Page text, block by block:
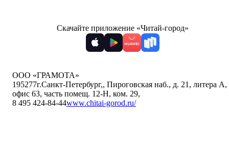
Скачайте приложение «Читай-город»
ООО «ГРАМОТА»
195277г.Санкт-Петербург,, Пироговская наб., д. 21, литера А,
офис 63, часть помещ. 12-Н, ком. 29,
8 495 424-84-44www.chitai-gorod.ru/